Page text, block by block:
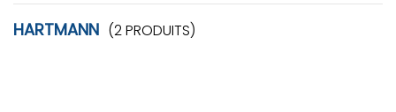
HARTMANN (2 PRODUITS)